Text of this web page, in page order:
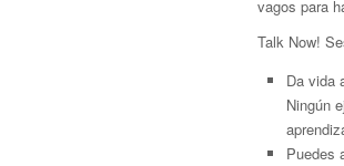
vagos para
Talk Now!
Da vida
Ningún
Puedes